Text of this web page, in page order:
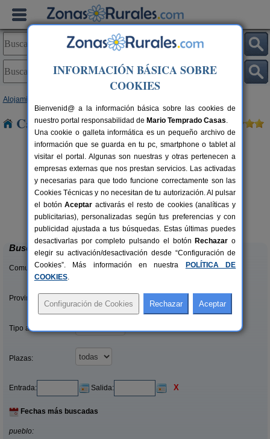
Alojamientos
Casas Rurales cerca de Basongaiz
2-10+2 pers.
desde25 €
Casa Rural Casa Chino
Aibar (Navarra)
Buscar
Comunidades:
Provincias/Islas:
Tipo alquiler:
Plazas:
Entrada: Salida: X
Fechas más buscadas
pueblo:
INFORMACIÓN BÁSICA SOBRE
COOKIES
Bienvenid@ a la información básica sobre las cookies de
nuestro portal responsabilidad de Mario Temprado Casas.
Una cookie o galleta informática es un pequeño archivo de
información que se guarda en tu pc, smartphone o tablet al
visitar el portal. Algunas son nuestras y otras pertenecen a
empresas externas que nos prestan servicios. Las activadas
y necesarias para que todo funcione correctamente son las
Cookies Técnicas y no necesitan de tu autorización. Al pulsar
el botónAceptar activarás el resto de cookies (analíticas y
publicitarias), personalizadas según tus preferencias y con
publicidad ajustada a tus búsquedas. Estas últimas puedes
desactivarlas por completo pulsando el botón Rechazar o
elegir su activación/desactivación desde “Configuración de
Cookies”. Más información en nuestra
POLÍTICA DE
COOKIES.